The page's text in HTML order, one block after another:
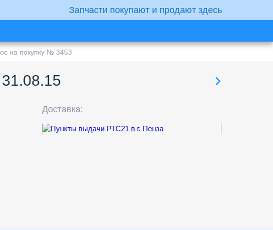
Запчасти покупают и продают здесь
на покупку № 3453
Доставка: